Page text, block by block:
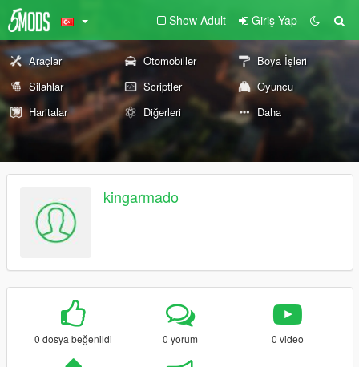
Show Adult Giriş Yap
Araçlar Otomobiller
Boya İşleri
Silahlar
Scriptler
Oyuncu
Haritalar
Diğerleri Daha
kingarmado
0 dosya beğenildi 0 yorum 0 video